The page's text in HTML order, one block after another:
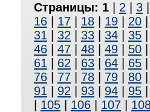
Страницы: 1 2 3
16
17 18 19 20
31
32 33 34 35
46
47 48 49 50
61
62 63 64 65
76
77 78 79 80
91
92 93 94 95
105 106 107